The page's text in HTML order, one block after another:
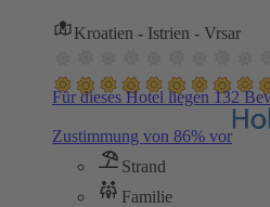
Kroatien - Istrien - Vrsar
Für dieses Hotel liegen 132
Zustimmung von 86% vor
Strand
Familie